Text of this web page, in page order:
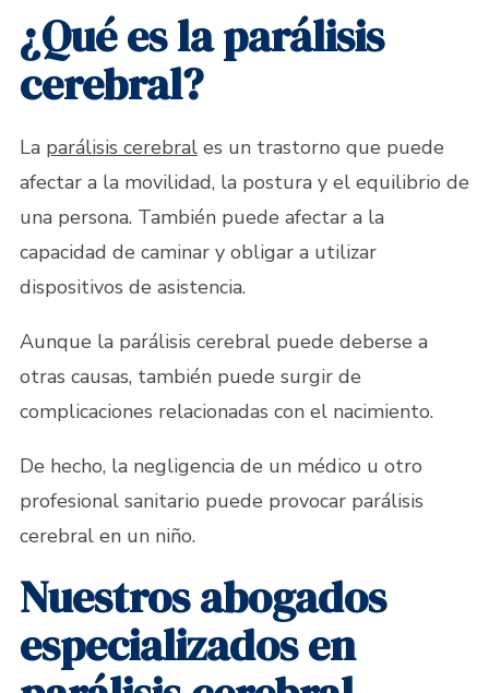
¿Qué es la parálisis
cerebral?
La parálisis cerebrales un trastorno que puede
afectar a la movilidad, la postura y el equilibrio de
una persona. También puede afectar a la
capacidad de caminar y obligar a utilizar
dispositivos de asistencia.
Aunque la parálisis cerebral puede deberse a
otras causas, también puede surgir de
complicaciones relacionadas con el nacimiento.
De hecho, la negligencia de un médico u otro
profesional sanitario puede provocar parálisis
cerebral en un niño.
Nuestros abogados
especializados en